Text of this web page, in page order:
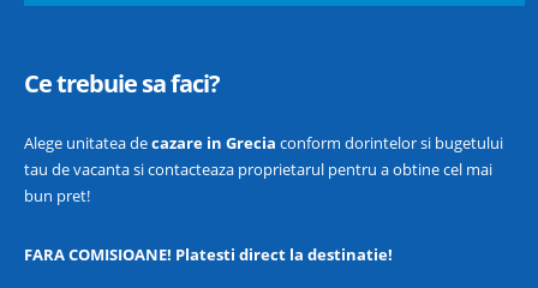
Ce trebuie sa faci?
Alege unitatea decazare in Grecia conform dorintelor si bugetului
tau de vacanta si contacteaza proprietarul pentru a obtine cel mai
bun pret!
FARA COMISIOANE! Platesti direct la destinatie!